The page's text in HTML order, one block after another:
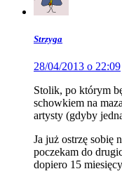
Strzyga
28/04/2013 o 22:09
Stolik, po którym
schowkiem na
artysty (gdyby
Ja już ostrzę sobię
poczekam do
dopiero 15